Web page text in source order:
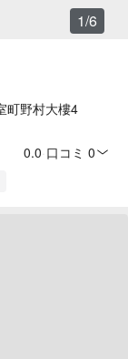
町野村大樓4
0.0 口コミ 0
1/6